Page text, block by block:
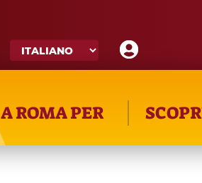
A ROMA PER